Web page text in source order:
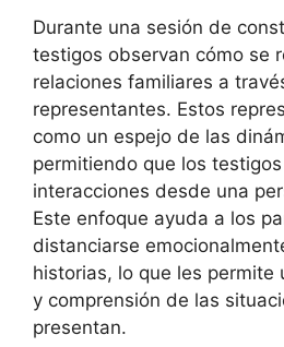
Durante una sesión de
testigos observan cómo se
relaciones familiares a
representantes. Estos
como un espejo de las
permitiendo que los
interacciones desde una
Este enfoque ayuda a los
distanciarse
historias, lo que les permite
y comprensión de las
presentan.